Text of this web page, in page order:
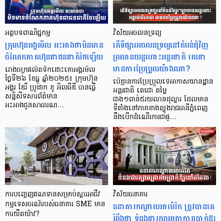
អត្ថបទពាណិជ្ជកម្ម
ក្រុមហ៊ុនអង្គរមីល អះអាងថាមិនមាន
ចំណែកភាគហ៊ុនជាជនជាតិថៃឡើយ
រោងចក្រផលិតទឹកដោះគោអង្គរមីល
ថ្ងៃទី២៦ ខែធ្នូ ឆ្នាំ២០២៥៖ ក្រុមហ៊ុន
អង្គរ ឌែរី ប្រូដាក ខូ អិលធីឌី បានធ្វើ
សន្និសីទសារព័ត៌មាន
អះអាងជូនសាធារណ…
វិស័យអចលនទ្រព្យ
តើទីផ្សារអចលនទ្រព្យនៅតំបន់ជុំវិញ
ព្រលានយន្តហោះអន្តរជាតិ តេជោ
មានការប្រែប្រួលយ៉ាងណា?
បើគ្មានការប្រែប្រួលទេអាកាសយានដ្ឋាន
អន្តរជាតិ តេជោ តម្លៃ
ជាង១ពាន់៥រយលានដុល្លារ ដែលមាន
ទីតាំងនៅភាគខាងត្បូងរាជធានីភ្នំពេញ
នឹងបើកដំណើរការជាផ្…
ការបញ្ចេញឥណទានសម្រាប់ស្តារអាជីវ
កម្មទេសចរណ៍របស់ធនាគារ SME មាន
ការយឺតយ៉ាវ?
វិស័យធនាគារ
ធនាគារកណ្ដាលអាម៉េរិក ត្រូវបានគេ
រំពឹងថា ទំនងជារក្សាអត្រាការប្រាក់ឱ្យ